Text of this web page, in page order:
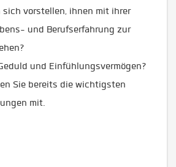
sich vorstellen, ihnen mit ihrer
und Berufserfahrung zur
und Einfühlungsvermögen?
Sie bereits die wichtigsten
mit.